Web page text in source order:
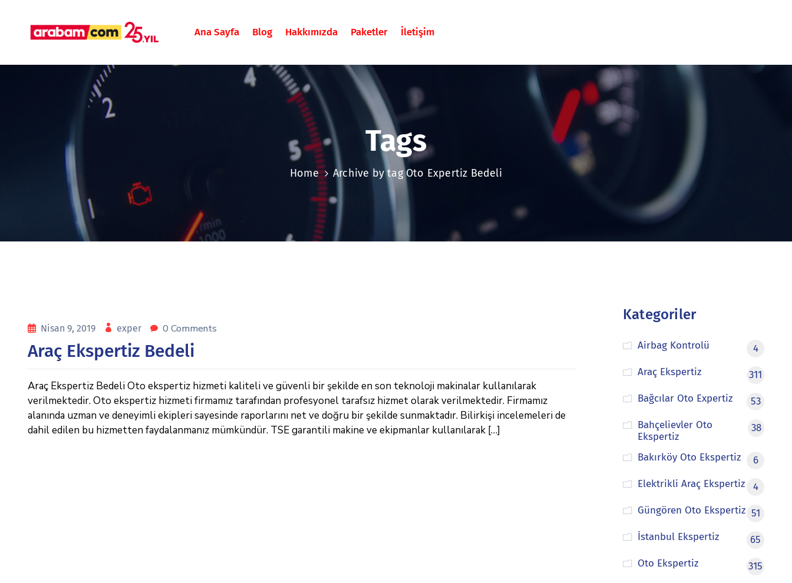
Ana Sayfa Blog Hakkımızda Paketler İletişim
Tags
Home Archive by tag Oto Expertiz Bedeli
Nisan 9, 2019 exper 0 Comments
Araç Ekspertiz Bedeli
Araç Ekspertiz Bedeli Oto ekspertiz hizmeti kaliteli ve güvenli bir şekilde en son teknoloji makinalar kullanılarak
verilmektedir. Oto ekspertiz hizmeti firmamız tarafından profesyonel tarafsız hizmet olarak verilmektedir. Firmamız
alanında uzman ve deneyimli ekipleri sayesinde raporlarını net ve doğru bir şekilde sunmaktadır. Bilirkişi incelemeleri de
dahil edilen bu hizmetten faydalanmanız mümkündür. TSE garantili makine ve ekipmanlar kullanılarak […]
Kategoriler
Airbag Kontrolü
4
Araç Ekspertiz
311
Bağcılar Oto Expertiz
53
Bahçelievler Oto
Ekspertiz
38
Bakırköy Oto Ekspertiz
6
Elektrikli Araç Ekspertiz
4
Güngören Oto Ekspertiz 51
İstanbul Ekspertiz
65
Oto Ekspertiz
315